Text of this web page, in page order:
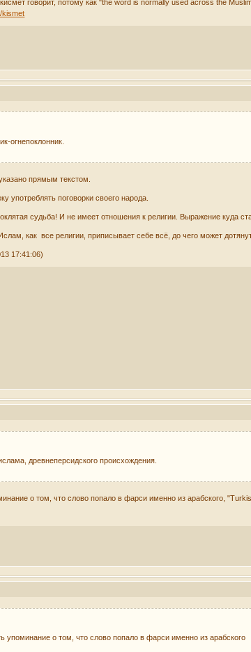
говорит, потому как "the word is normally used across the
kismet
огнепоклонник.
прямым текстом.
употреблять поговорки своего народа.
судьба! И не имеет отношения к религии. Выражение куда
как все религии, приписывает себе всё, до чего может
17:41:06)
древнеперсидского происхождения.
о том, что слово попало в фарси именно из арабского,
упоминание о том, что слово попало в фарси именно из арабского